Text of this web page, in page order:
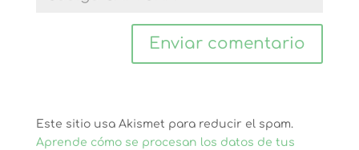
Este sitio usa Akismet para reducir el spam.
Aprende cómo se procesan los datos de tus